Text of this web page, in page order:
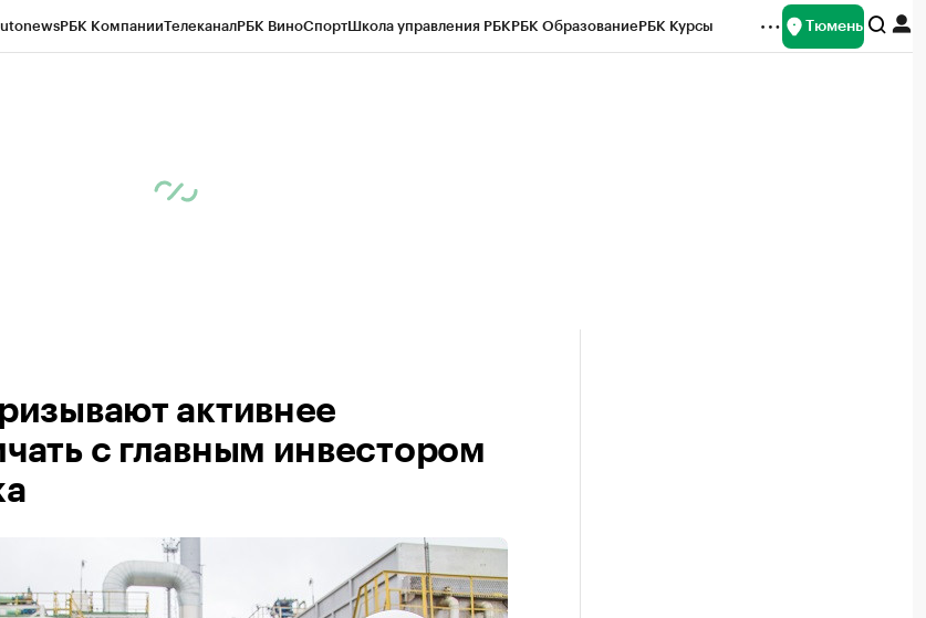
РБК КомпанииТелеканалРБК ВиноСпортШкола управления РБКРБК ОбразованиеРБК Курсы Тюмень
активнее
с главным инвестором